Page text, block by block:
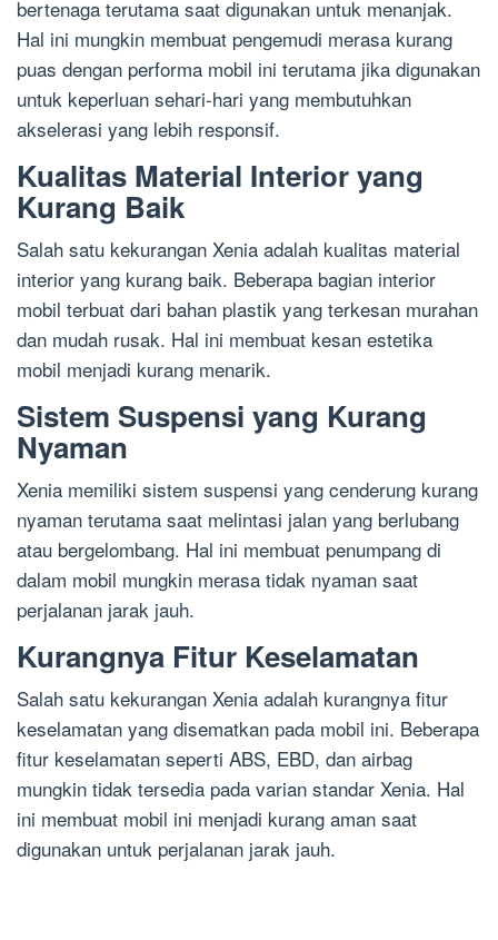
bertenaga terutama saat digunakan untuk menanjak.
Hal ini mungkin membuat pengemudi merasa kurang
puas dengan performa mobil ini terutama jika digunakan
untuk keperluan sehari-hari yang membutuhkan
akselerasi yang lebih responsif.
Kualitas Material Interior yang
Kurang Baik
Salah satu kekurangan Xenia adalah kualitas material
interior yang kurang baik. Beberapa bagian interior
mobil terbuat dari bahan plastik yang terkesan murahan
dan mudah rusak. Hal ini membuat kesan estetika
mobil menjadi kurang menarik.
Sistem Suspensi yang Kurang
Nyaman
Xenia memiliki sistem suspensi yang cenderung kurang
nyaman terutama saat melintasi jalan yang berlubang
atau bergelombang. Hal ini membuat penumpang di
dalam mobil mungkin merasa tidak nyaman saat
perjalanan jarak jauh.
Kurangnya Fitur Keselamatan
Salah satu kekurangan Xenia adalah kurangnya fitur
keselamatan yang disematkan pada mobil ini. Beberapa
fitur keselamatan seperti ABS, EBD, dan airbag
mungkin tidak tersedia pada varian standar Xenia. Hal
ini membuat mobil ini menjadi kurang aman saat
digunakan untuk perjalanan jarak jauh.